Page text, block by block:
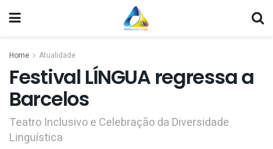
Home Atualidade
Festival LÍNGUA regressa a
Barcelos
Teatro Inclusivo e Celebração da Diversidade
Linguística